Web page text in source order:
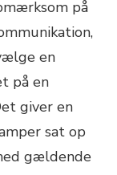
på
en
på en
giver en
sat op
gældende